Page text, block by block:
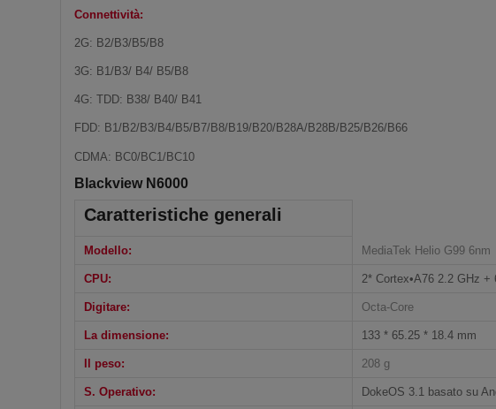
Connettività:
2G: B2/B3/B5/B8
3G: B1/B3/ B4/ B5/B8
4G: TDD: B38/ B40/ B41
FDD: B1/B2/B3/B4/B5/B7/B8/B19/B20/B28A/B28B/B25/B26/B66
CDMA: BC0/BC1/BC10
Blackview N6000
Caratteristiche generali
Modello: MediaTek Helio G99 6nm
CPU: 2* Cortex•A76 2.2 GHz +
Digitare: Octa-Core
La dimensione: 133 * 65.25 * 18.4 mm
Il peso: 208 g
S. Operativo: DokeOS 3.1 basato su